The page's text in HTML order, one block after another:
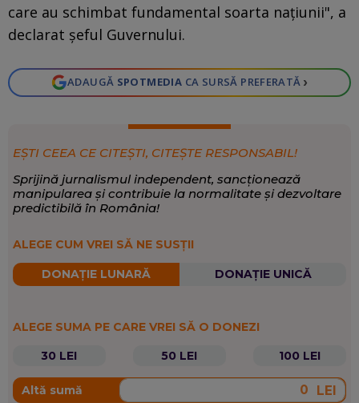
care au schimbat fundamental soarta naţiunii", a
declarat şeful Guvernului.
ADAUGĂ SPOTMEDIA CA SURSĂ PREFERATĂ ›
EȘTI CEEA CE CITEȘTI, CITEȘTE RESPONSABIL!
Sprijină jurnalismul independent, sancționează
manipularea și contribuie la normalitate și dezvoltare
predictibilă în România!
ALEGE CUM VREI SĂ NE SUSȚII
DONAȚIE LUNARĂ DONAȚIE UNICĂ
ALEGE SUMA PE CARE VREI SĂ O DONEZI
30 LEI
50 LEI 100 LEI
Altă sumă LEI